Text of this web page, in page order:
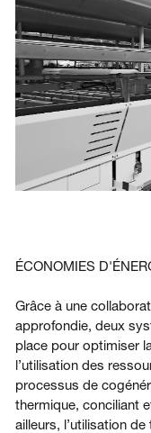
ÉCONOMIES
Grâce à une
approfondie, deux
place pour optimiser
l’utilisation des
processus de
thermique, conciliant
ailleurs, l’utilisation